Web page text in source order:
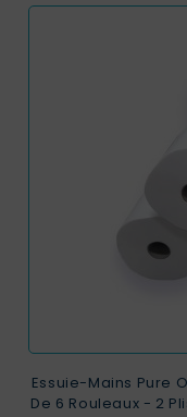
Essuie-Mains Pure
De 6 Rouleaux - 2